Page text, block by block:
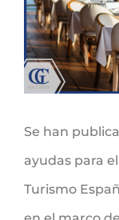
grande
Se han
ayudas para
Turismo